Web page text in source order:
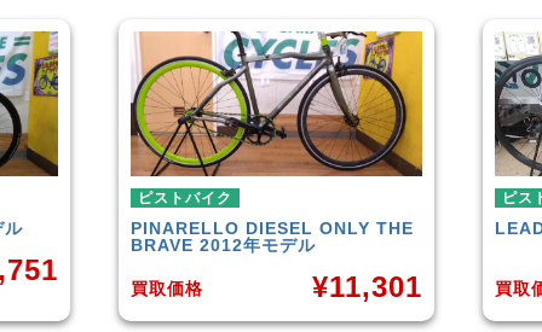
ピストバイク
PINARELLO DIESEL ONLY THE
BRAVE 2012年モデル
買取価格 ¥11,301
ピス
買取